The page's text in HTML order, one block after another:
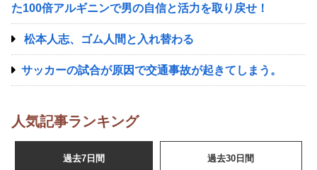
た100倍アルギニンで男の自信と活力を取り戻せ！
松本人志、ゴム人間と入れ替わる
サッカーの試合が原因で交通事故が起きてしまう。
人気記事ランキング
過去7日間 過去30日間